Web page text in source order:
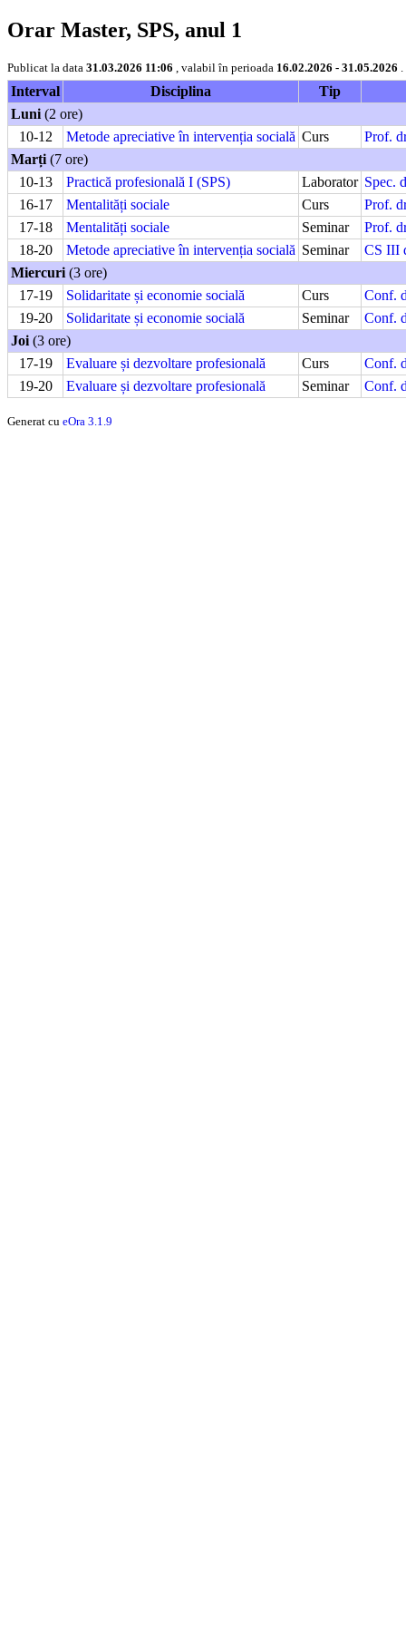
Orar Master, SPS, anul 1
Publicat la data 31.03.2026 11:06 , valabil în perioada 16.02.2026 - 31.05.2026
Interval Disciplina
Tip
Luni (2 ore)
10-12
Metode apreciative în intervenția socială Curs
Prof.
Marți (7 ore)
10-13
Practică profesională I (SPS) Laborator Spec.
16-17
Mentalități sociale Curs
Prof.
17-18
Mentalități sociale Seminar
Prof.
18-20
Metode apreciative în intervenția socială Seminar
CS III
Miercuri (3 ore)
17-19
Solidaritate și economie socială Curs
Conf.
19-20
Solidaritate și economie socială Seminar
Conf.
Joi (3 ore)
17-19
Evaluare și dezvoltare profesională Curs
Conf.
19-20
Evaluare și dezvoltare profesională Seminar Conf.
Generat cu eOra 3.1.9